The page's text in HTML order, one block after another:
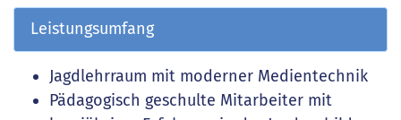
Leistungsumfang
Jagdlehrraum mit moderner Medientechnik
Pädagogisch geschulte Mitarbeiter mit